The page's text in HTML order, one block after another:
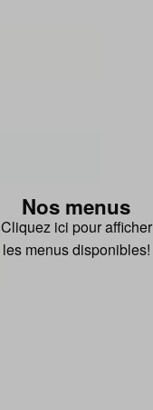
Nos menus
Cliquez ici pour afficher
les menus disponibles!